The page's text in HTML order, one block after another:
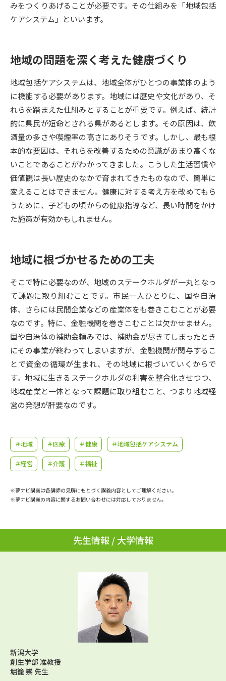
データサイエンス特集
（高3生用）
（高2生用）
SELFBRAND特集ページ
オープンキャンパスなどを調べる
オープンキャンパス検索 実施プログラムから探す
来場型・Web型イベント特集 夢ナビライブ
志望校・出願校を調べる
併願校選び 受験スケジュールを立てよう
先輩が入学を決めた理由 テレメール全国一斉進学調査
新生活お役立ちガイド
学問発見 学問検索
学問のミニ講義「夢ナビ講義」
学問の教科書 夢ナビライブ
大学進学IDについて
個人情報取扱規定
テレメール進学カタログ
訂正のご案内
みをつくりあげることが必要です。その仕組みを「地域包括
ケアシステム」といいます。
地域の問題を深く考えた健康づくり
地域包括ケアシステムは、地域全体がひとつの事業体のよう
に機能する必要があります。地域には歴史や文化があり、そ
れらを踏まえた仕組みとすることが重要です。例えば、統計
的に県民が短命とされる県があるとします。その原因は、飲
酒量の多さや喫煙率の高さにありそうです。しかし、最も根
本的な要因は、それらを改善するための意識があまり高くな
いことであることがわかってきました。こうした生活習慣や
価値観は長い歴史のなかで育まれてきたものなので、簡単に
変えることはできません。健康に対する考え方を改めてもら
うために、子どもの頃からの健康指導など、長い時間をかけ
た施策が有効かもしれません。
地域に根づかせるための工夫
そこで特に必要なのが、地域のステークホルダが一丸となっ
て課題に取り組むことです。市民一人ひとりに、国や自治
体、さらには民間企業などの産業体をも巻きこむことが必要
なのです。特に、金融機関を巻きこむことは欠かせません。
国や自治体の補助金頼みでは、補助金が尽きてしまったとき
にその事業が終わってしまいますが、金融機関が関与するこ
とで資金の循環が生まれ、その地域に根づいていくからで
す。地域に生きるステークホルダの利害を整合化させつつ、
地域産業と一体となって課題に取り組むこと、つまり地域経
営の発想が肝要なのです。
＃地域 ＃医療 ＃健康 ＃地域包括ケアシステム
＃経営 ＃介護 ＃福祉
※夢ナビ講義は各講師の見解にもとづく講義内容としてご理解ください。
※夢ナビ講義の内容に関するお問い合わせには対応しておりません。
先生情報 / 大学情報
新潟大学
創生学部 准教授
堀籠 崇 先生